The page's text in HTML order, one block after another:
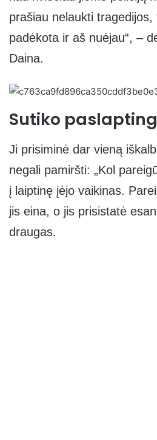
prašiau nelaukti
padėkota ir aš nuėjau“, –
Daina.
Sutiko
Ji prisiminė dar vieną
negali pamiršti: „Kol
į laiptinę įėjo vaikinas.
jis eina, o jis prisistatė
draugas.